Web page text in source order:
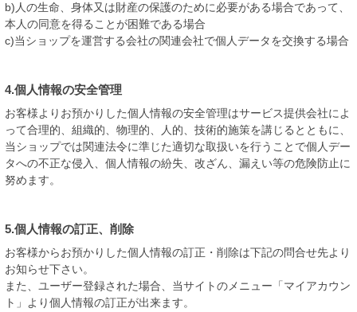
b)人の生命、身体又は財産の保護のために必要がある場合であって、
本人の同意を得ることが困難である場合
c)当ショップを運営する会社の関連会社で個人データを交換する場合
4.個人情報の安全管理
お客様よりお預かりした個人情報の安全管理はサービス提供会社によ
って合理的、組織的、物理的、人的、技術的施策を講じるとともに、
当ショップでは関連法令に準じた適切な取扱いを行うことで個人デー
タへの不正な侵入、個人情報の紛失、改ざん、漏えい等の危険防止に
努めます。
5.個人情報の訂正、削除
お客様からお預かりした個人情報の訂正・削除は下記の問合せ先より
お知らせ下さい。
また、ユーザー登録された場合、当サイトのメニュー「マイアカウン
ト」より個人情報の訂正が出来ます。